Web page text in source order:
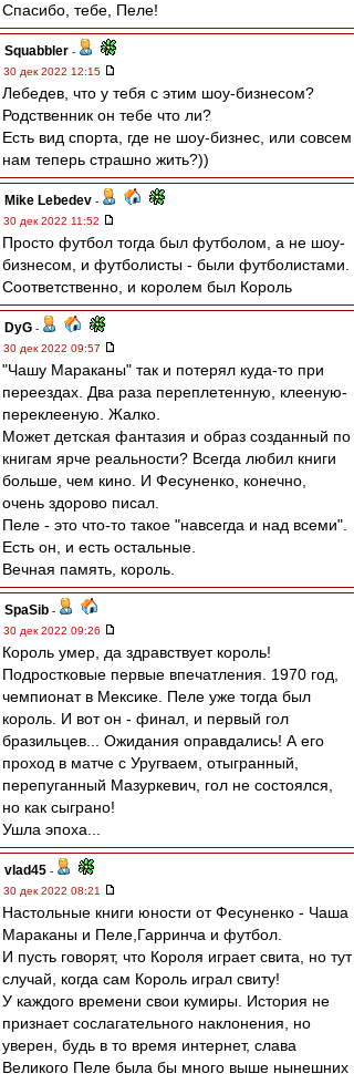
Спасибо, тебе, Пеле!
Squabbler -
30 дек 2022 12:15
Лебедев, что у тебя с этим шоу-бизнесом?
Родственник он тебе что ли?
Есть вид спорта, где не шоу-бизнес, или совсем
нам теперь страшно жить?))
Mike Lebedev -
30 дек 2022 11:52
Просто футбол тогда был футболом, а не шоу-
бизнесом, и футболисты - были футболистами.
Соответственно, и королем был Король
DyG -
30 дек 2022 09:57
"Чашу Мараканы" так и потерял куда-то при
переездах. Два раза переплетенную, клееную-
переклееную. Жалко.
Может детская фантазия и образ созданный по
книгам ярче реальности? Всегда любил книги
больше, чем кино. И Фесуненко, конечно,
очень здорово писал.
Пеле - это что-то такое "навсегда и над всеми".
Есть он, и есть остальные.
Вечная память, король.
SpaSib -
30 дек 2022 09:26
Король умер, да здравствует король!
Подростковые первые впечатления. 1970 год,
чемпионат в Мексике. Пеле уже тогда был
король. И вот он - финал, и первый гол
бразильцев... Ожидания оправдались! А его
проход в матче с Уругваем, отыгранный,
перепуганный Мазуркевич, гол не состоялся,
но как сыграно!
Ушла эпоха...
vlad45 -
30 дек 2022 08:21
Настольные книги юности от Фесуненко - Чаша
Мараканы и Пеле,Гарринча и футбол.
И пусть говорят, что Короля играет свита, но тут
случай, когда сам Король играл свиту!
У каждого времени свои кумиры. История не
признает сослагательного наклонения, но
уверен, будь в то время интернет, слава
Великого Пеле была бы много выше нынешних